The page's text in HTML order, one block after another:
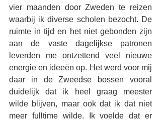
vier maanden door Zweden te reizen
waarbij ik diverse scholen bezocht. De
ruimte in tijd en het niet gebonden zijn
aan de vaste dagelijkse patronen
leverden me ontzettend veel nieuwe
energie en ideeën op. Het werd voor mij
daar in de Zweedse bossen vooral
duidelijk dat ik heel graag meester
wilde blijven, maar ook dat ik dat niet
meer fulltime wilde. Ik voelde dat er